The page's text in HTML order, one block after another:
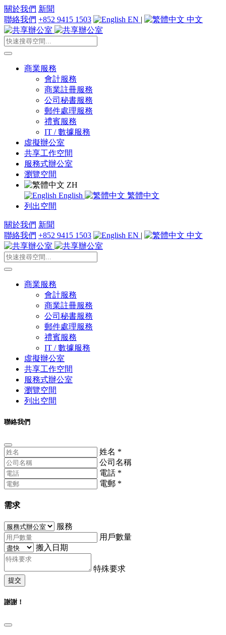
關於我們 新聞
聯絡我們 +852 9415 1503 EN | 中文
商業服務
會計服務
商業註冊服務
公司秘書服務
郵件處理服務
禮賓服務
IT / 數據服務
虛擬辦公室
共享工作空間
服務式辦公室
瀏覽空間
ZH
English
繁體中文
列出空間
關於我們 新聞
聯絡我們 +852 9415 1503 EN | 中文
商業服務
會計服務
商業註冊服務
公司秘書服務
郵件處理服務
禮賓服務
IT / 數據服務
虛擬辦公室
共享工作空間
服務式辦公室
瀏覽空間
列出空間
聯絡我們
姓名 *
公司名稱
電話 *
電郵 *
需求
服務
用戶數量
搬入日期
特殊要求
提交
謝謝！